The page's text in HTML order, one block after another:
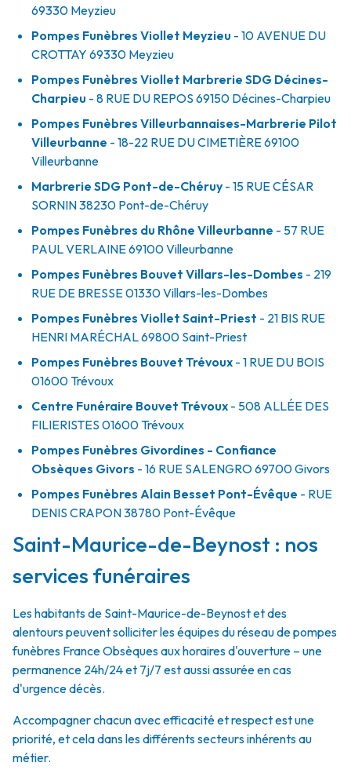
69330 Meyzieu
Pompes Funèbres Viollet Meyzieu - 10 AVENUE DU
CROTTAY 69330 Meyzieu
Pompes Funèbres Viollet Marbrerie SDG Décines-
Charpieu - 8 RUE DU REPOS 69150 Décines-Charpieu
Pompes Funèbres Villeurbannaises-Marbrerie Pilot
Villeurbanne - 18-22 RUE DU CIMETIÈRE69100
Villeurbanne
Marbrerie SDG Pont-de-Chéruy - 15 RUE CÉSAR
SORNIN38230 Pont-de-Chéruy
Pompes Funèbres du Rhône Villeurbanne - 57 RUE
PAUL VERLAINE69100Villeurbanne
Pompes Funèbres Bouvet Villars-les-Dombes - 219
RUE DE BRESSE01330Villars-les-Dombes
Pompes Funèbres Viollet Saint-Priest - 21 BIS RUE
HENRI MARÉCHAL69800 Saint-Priest
Pompes Funèbres Bouvet Trévoux - 1 RUE DU BOIS
01600 Trévoux
Centre Funéraire Bouvet Trévoux - 508 ALLÉE DES
FILIERISTES 01600 Trévoux
Pompes Funèbres Givordines - Confiance
Obsèques Givors - 16 RUE SALENGRO69700Givors
Pompes Funèbres Alain Besset Pont-Évêque - RUE
DENIS CRAPON38780 Pont-Évêque
Saint-Maurice-de-Beynost : nos
services funéraires
Les habitants de Saint-Maurice-de-Beynost et des
alentours peuvent solliciter les équipes du réseau de pompes
funèbres France Obsèques aux horaires d'ouverture – une
permanence 24h/24 et 7j/7 est aussi assurée en cas
d'urgence décès.
Accompagner chacun avec efficacité et respect est une
priorité, et cela dans les différents secteurs inhérents au
métier.